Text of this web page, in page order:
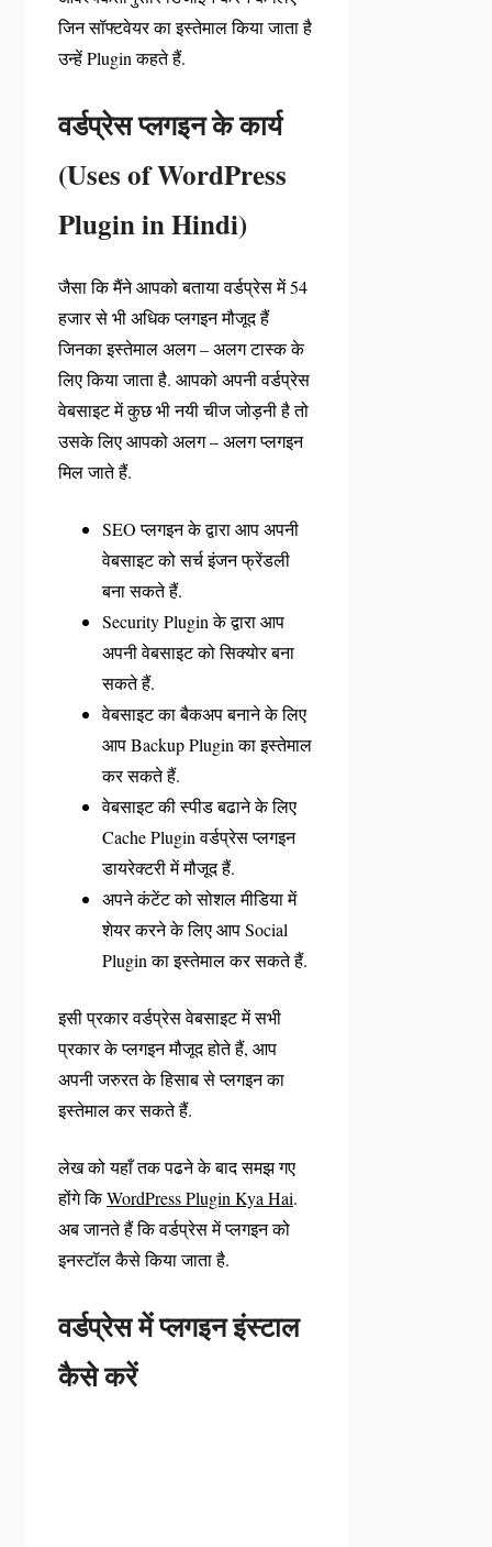
जिन सॉफ्टवेयर का इस्तेमाल किया जाता है
उन्हें Plugin कहते हैं.
वर्डप्रेस प्लगइन के कार्य
(Uses of WordPress
Plugin in Hindi)
जैसा कि मैंने आपको बताया वर्डप्रेस में 54
हजार से भी अधिक प्लगइन मौजूद हैं
जिनका इस्तेमाल अलग – अलग टास्क के
लिए किया जाता है. आपको अपनी वर्डप्रेस
वेबसाइट में कुछ भी नयी चीज जोड़नी है तो
उसके लिए आपको अलग – अलग प्लगइन
मिल जाते हैं.
SEO प्लगइन के द्वारा आप अपनी
वेबसाइट को सर्च इंजन फ्रेंडली
बना सकते हैं.
Security Plugin के द्वारा आप
अपनी वेबसाइट को सिक्योर बना
सकते हैं.
वेबसाइट का बैकअप बनाने के लिए
आप Backup Plugin का इस्तेमाल
कर सकते हैं.
वेबसाइट की स्पीड बढाने के लिए
Cache Plugin वर्डप्रेस प्लगइन
डायरेक्टरी में मौजूद हैं.
अपने कंटेंट को सोशल मीडिया में
शेयर करने के लिए आप Social
Plugin का इस्तेमाल कर सकते हैं.
इसी प्रकार वर्डप्रेस वेबसाइट में सभी
प्रकार के प्लगइन मौजूद होते हैं, आप
अपनी जरुरत के हिसाब से प्लगइन का
इस्तेमाल कर सकते हैं.
लेख को यहाँ तक पढने के बाद समझ गए
होंगे किWordPress Plugin Kya Hai.
अब जानते हैं कि वर्डप्रेस में प्लगइन को
इनस्टॉल कैसे किया जाता है.
वर्डप्रेस में प्लगइन इंस्टाल
कैसे करें